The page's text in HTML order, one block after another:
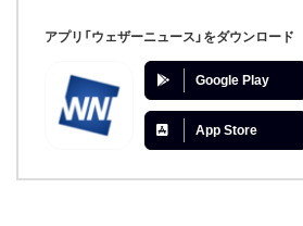
アプリ「ウェザーニュース」をダウンロード
Google Play
App Store